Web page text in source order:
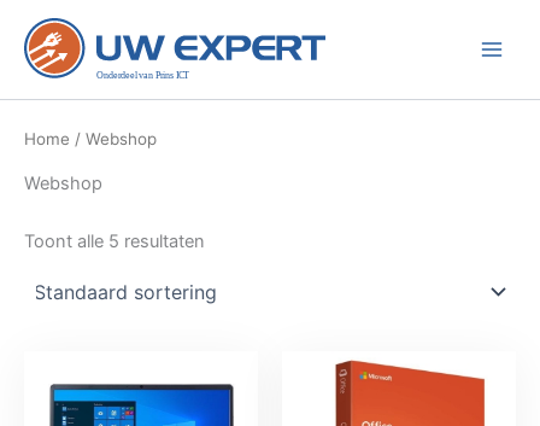
naar
inhoud
Home / Webshop
Webshop
Toont alle 5 resultaten